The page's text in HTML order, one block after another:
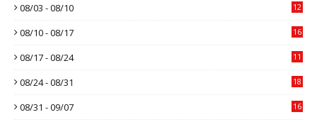
08/03 - 08/10 12
08/10 - 08/17 16
08/17 - 08/24 11
08/24 - 08/31 18
08/31 - 09/07 16